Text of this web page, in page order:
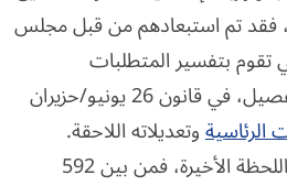
فقد تم استبعادهم من قبل مجلس
تقوم بتفسير المتطلبات
الموضحة، بالتفصيل، في قانون 26 يونيو/حزيران
الرئاسيةوتعديلاته اللاحقة.
بسبب تدخل خامنئي في اللحظة الأخيرة، فمن بين 592